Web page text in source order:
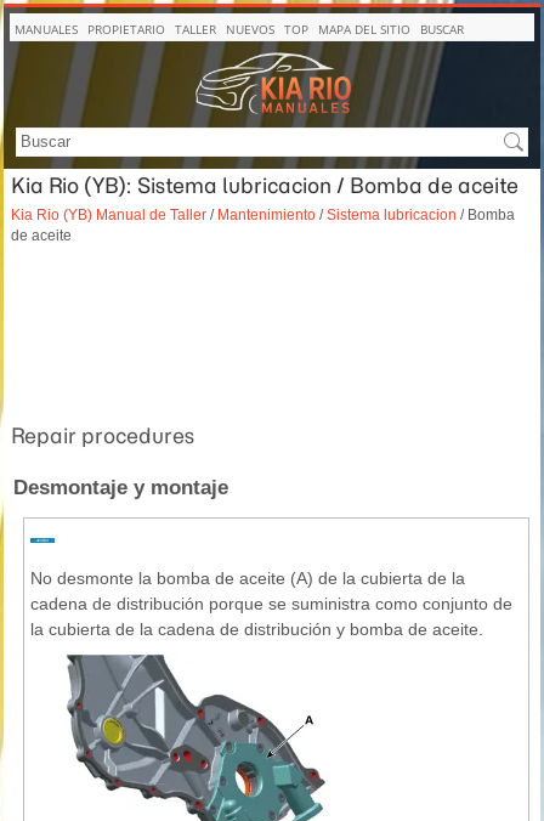
MANUALES PROPIETARIO TALLER NUEVOS TOP MAPA DEL SITIO BUSCAR
Kia Rio (YB): Sistema lubricacion / Bomba de aceite
Kia Rio (YB) Manual de Taller / Mantenimiento /Sistema lubricacion / Bomba
de aceite
Repair procedures
Desmontaje y montaje
No desmonte la bomba de aceite (A) de la cubierta de la
cadena de distribución porque se suministra como conjunto de
la cubierta de la cadena de distribución y bomba de aceite.